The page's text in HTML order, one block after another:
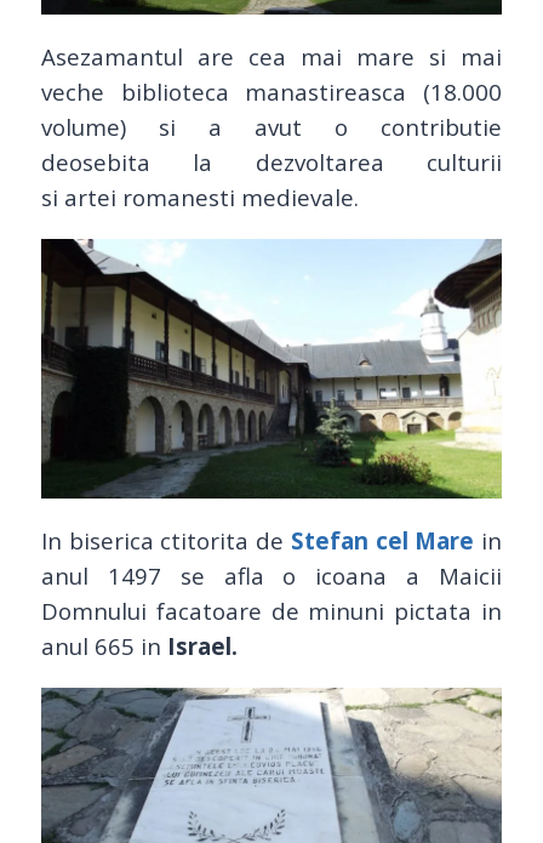
Asezamantul are cea mai mare si mai
veche biblioteca manastireasca (18.000
volume) si a avut o contributie
deosebita la dezvoltarea culturii
si artei romanesti medievale.
In biserica ctitorita de Stefan cel Mare in
anul 1497 se afla o icoana a Maicii
Domnului facatoare de minuni pictata in
anul 665 in Israel.